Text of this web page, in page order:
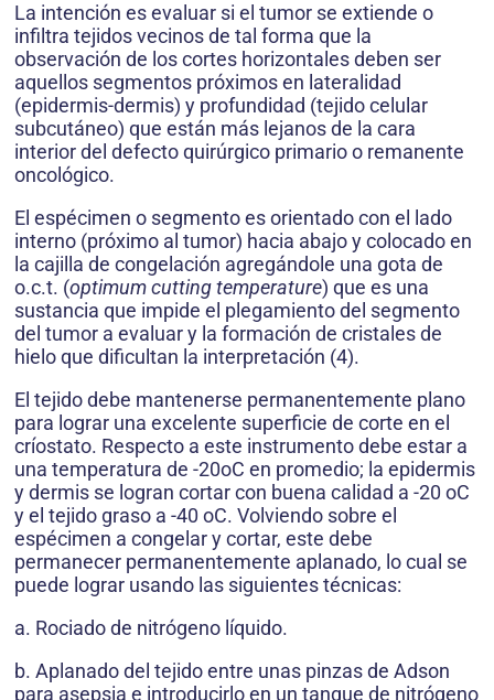
La intención es evaluar si el tumor se extiende o
infiltra tejidos vecinos de tal forma que la
observación de los cortes horizontales deben ser
aquellos segmentos próximos en lateralidad
(epidermis-dermis) y profundidad (tejido celular
subcutáneo) que están más lejanos de la cara
interior del defecto quirúrgico primario o remanente
oncológico.
El espécimen o segmento es orientado con el lado
interno (próximo al tumor) hacia abajo y colocado en
la cajilla de congelación agre­gándole una gota de
o.c.t. (optimum cutting temperature) que es una
sustancia que im­pide el plegamiento del segmento
del tumor a evaluar y la formación de cristales de
hielo que dificultan la interpretación (4).
El tejido debe mantenerse permanentemente plano
para lograr una excelente superficie de corte en el
críostato. Respecto a este instrumento debe estar a
una temperatura de -20oC en pro­medio; la epidermis
y dermis se logran cortar con buena calidad a -20 oC
y el tejido graso a -40 oC. Volviendo sobre el
espécimen a congelar y cortar, este debe
permanecer permanentemente aplanado, lo cual se
puede lograr usando las siguientes técnicas:
a. Rociado de nitrógeno líquido.
b. Aplanado del tejido entre unas pinzas de Adson
para asepsia e introducirlo en un tanque de nitrógeno